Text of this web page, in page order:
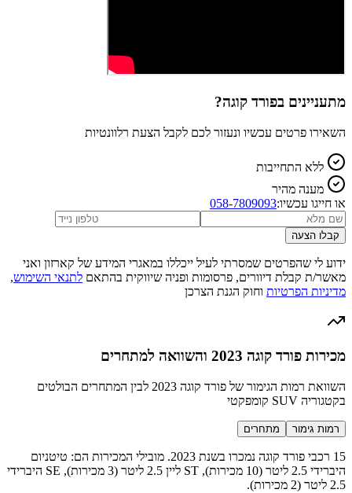
מתעניינים בפורד קוגה?
השאירו פרטים עכשיו ונעזור לכם לקבל הצעת רלוונטיות
ללא התחייבות
מענה מהיר
או חייגו עכשיו:058-7809093
קבלו הצעה
ידוע לי שהפרטים שמסרתי לעיל ייכללו במאגרי המידע של קארזון ואני
מאשר/ת קבלת דיוורים, פרסומות ופניה שיווקית בהתאם לתנאי השימוש,
מדיניות הפרטיות וחוק הגנת הצרכן
מכירות פורד קוגה 2023 והשוואה למתחרים
השוואת רמות הגימור של פורד קוגה 2023 לבין המתחרים הבולטים
בקטגוריה SUV קומפקטי
רמות גימור מתחרים
15 רכבי פורד קוגה נמכרו בשנת 2023. מובילי המכירות הם: טיטניום
היברידי 2.5 ליטר (10 מכירות), ST ליין 2.5 ליטר (3 מכירות), SE היברידי
2.5 ליטר (2 מכירות).